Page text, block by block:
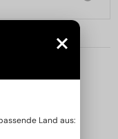
Land aus: